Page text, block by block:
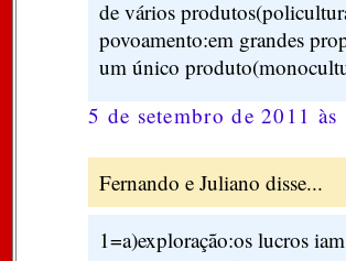
de vários
povoamento:em grandes
um único
5 de setembro de 2011 às
Fernando e Juliano disse...
1=a)exploração:os lucros